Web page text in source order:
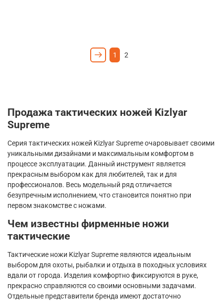
1 2
Продажа тактических ножей Kizlyar
Supreme
Серия тактических ножей KizlyarSupremeочаровывает своими
уникальными дизайнами и максимальным комфортом в
процессе эксплуатации. Данный инструмент является
прекрасным выбором как для любителей, так и для
профессионалов. Весь модельный ряд отличается
безупречным исполнением, что становится понятно при
первом знакомстве с ножами.
Чем известны фирменные ножи
тактические
Тактические ножи KizlyarSupremeявляются идеальным
выбором для охоты, рыбалки и отдыха в походных условиях
вдали от города. Изделия комфортно фиксируются в руке,
прекрасно справляются со своими основными задачами.
Отдельные представители бренда имеют достаточно